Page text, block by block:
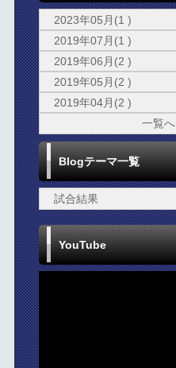
2023年05月(1 )
2019年07月(1 )
2019年06月(2 )
2019年05月(2 )
2019年04月(2 )
一覧へ
Blogテーマ一覧
試合結果
YouTube